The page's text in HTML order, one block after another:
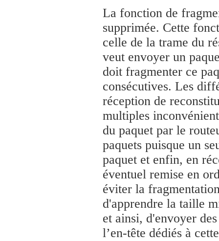
La fonction de
supprimée. Cette
celle de la trame du
veut envoyer un
doit fragmenter ce
consécutives. Les
réception de
multiples
du paquet par le
paquets puisque un
paquet et enfin, en
éventuel remise en
éviter la
d'apprendre la taille
et ainsi, d'envoyer
l’en-tête dédiés à